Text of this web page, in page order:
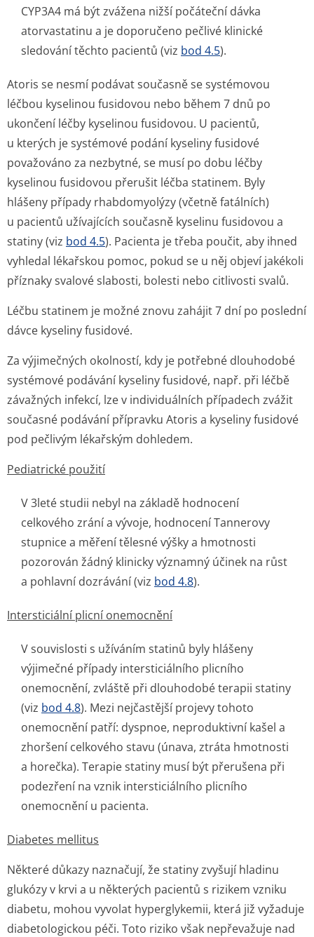
CYP3A4 má být zvážena nižší počáteční dávka
atorvastatinu a je doporučeno pečlivé klinické
sledování těchto pacientů (viz bod 4.5).
Atoris se nesmí podávat současně se systémovou
léčbou kyselinou fusidovou nebo během 7 dnů po
ukončení léčby kyselinou fusidovou. U pacientů,
u kterých je systémové podání kyseliny fusidové
považováno za nezbytné, se musí po dobu léčby
kyselinou fusidovou přerušit léčba statinem. Byly
hlášeny případy rhabdomyolýzy (včetně fatálních)
u pacientů užívajících současně kyselinu fusidovou a
statiny (viz bod 4.5). Pacienta je třeba poučit, aby ihned
vyhledal lékařskou pomoc, pokud se u něj objeví jakékoli
příznaky svalové slabosti, bolesti nebo citlivosti svalů.
Léčbu statinem je možné znovu zahájit 7 dní po poslední
dávce kyseliny fusidové.
Za výjimečných okolností, kdy je potřebné dlouhodobé
systémové podávání kyseliny fusidové, např. při léčbě
závažných infekcí, lze v individuálních případech zvážit
současné podávání přípravku Atoris a kyseliny fusidové
pod pečlivým lékařským dohledem.
Pediatrické použití
V 3leté studii nebyl na základě hodnocení
celkového zrání a vývoje, hodnocení Tannerovy
stupnice a měření tělesné výšky a hmotnosti
pozorován žádný klinicky významný účinek na růst
a pohlavní dozrávání (viz bod 4.8).
Intersticiální plicní onemocnění
V souvislosti s užíváním statinů byly hlášeny
výjimečné případy intersticiálního plicního
onemocnění, zvláště při dlouhodobé terapii statiny
(viz bod 4.8). Mezi nejčastější projevy tohoto
onemocnění patří: dyspnoe, neproduktivní kašel a
zhoršení celkového stavu (únava, ztráta hmotnosti
a horečka). Terapie statiny musí být přerušena při
podezření na vznik intersticiálního plicního
onemocnění u pacienta.
Diabetes mellitus
Některé důkazy naznačují, že statiny zvyšují hladinu
glukózy v krvi a u některých pacientů s rizikem vzniku
diabetu, mohou vyvolat hyperglykemii, která již vyžaduje
diabetologickou péči. Toto riziko však nepřevažuje nad